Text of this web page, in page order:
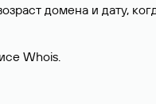
домена и дату,
Whois.